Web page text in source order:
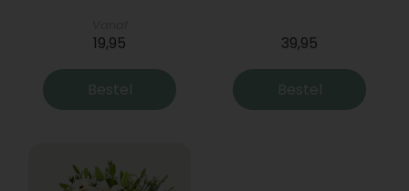
19,95
Bestel
39,95
Bestel